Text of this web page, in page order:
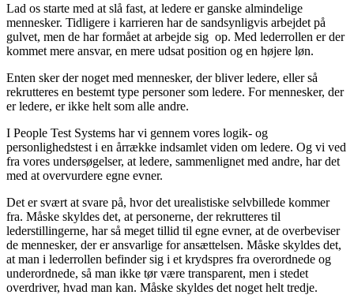
Lad os starte med at slå fast, at ledere er ganske almindelige
mennesker. Tidligere i karrieren har de sandsynligvis arbejdet på
gulvet, men de har formået at arbejde sig op. Med lederrollen er der
kommet mere ansvar, en mere udsat position og en højere løn.
Enten sker der noget med mennesker, der bliver ledere, eller så
rekrutteres en bestemt type personer som ledere. For mennesker, der
er ledere, er ikke helt som alle andre.
I People Test Systems har vi gennem vores logik- og
personlighedstest i en årrække indsamlet viden om ledere. Og vi ved
fra vores undersøgelser, at ledere, sammenlignet med andre, har det
med at overvurdere egne evner.
Det er svært at svare på, hvor det urealistiske selvbillede kommer
fra. Måske skyldes det, at personerne, der rekrutteres til
lederstillingerne, har så meget tillid til egne evner, at de overbeviser
de mennesker, der er ansvarlige for ansættelsen. Måske skyldes det,
at man i lederrollen befinder sig i et krydspres fra overordnede og
underordnede, så man ikke tør være transparent, men i stedet
overdriver, hvad man kan. Måske skyldes det noget helt tredje.